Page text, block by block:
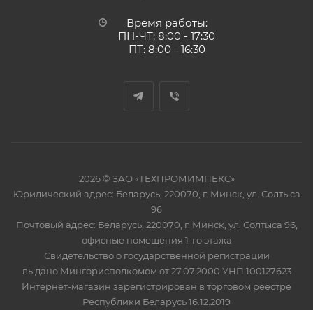
Время работы:
ПН-ЧТ: 8:00 - 17:30
ПТ: 8:00 - 16:30
2026 © ЗАО «ТЕХПРОМИМПЕКС»
Юридический адрес: Беларусь, 220070, г. Минск, ул. Солтыса
96
Почтовый адрес: Беларусь, 220070, г. Минск, ул. Солтыса 96,
офисные помещения 1-го этажа
Свидетельство о государственной регистрации
выдано Мингорисполкомом от 27.07.2000 УНП 100127623
Интернет-магазин зарегистрирован в торговом реестре
Республики Беларусь 16.12.2019